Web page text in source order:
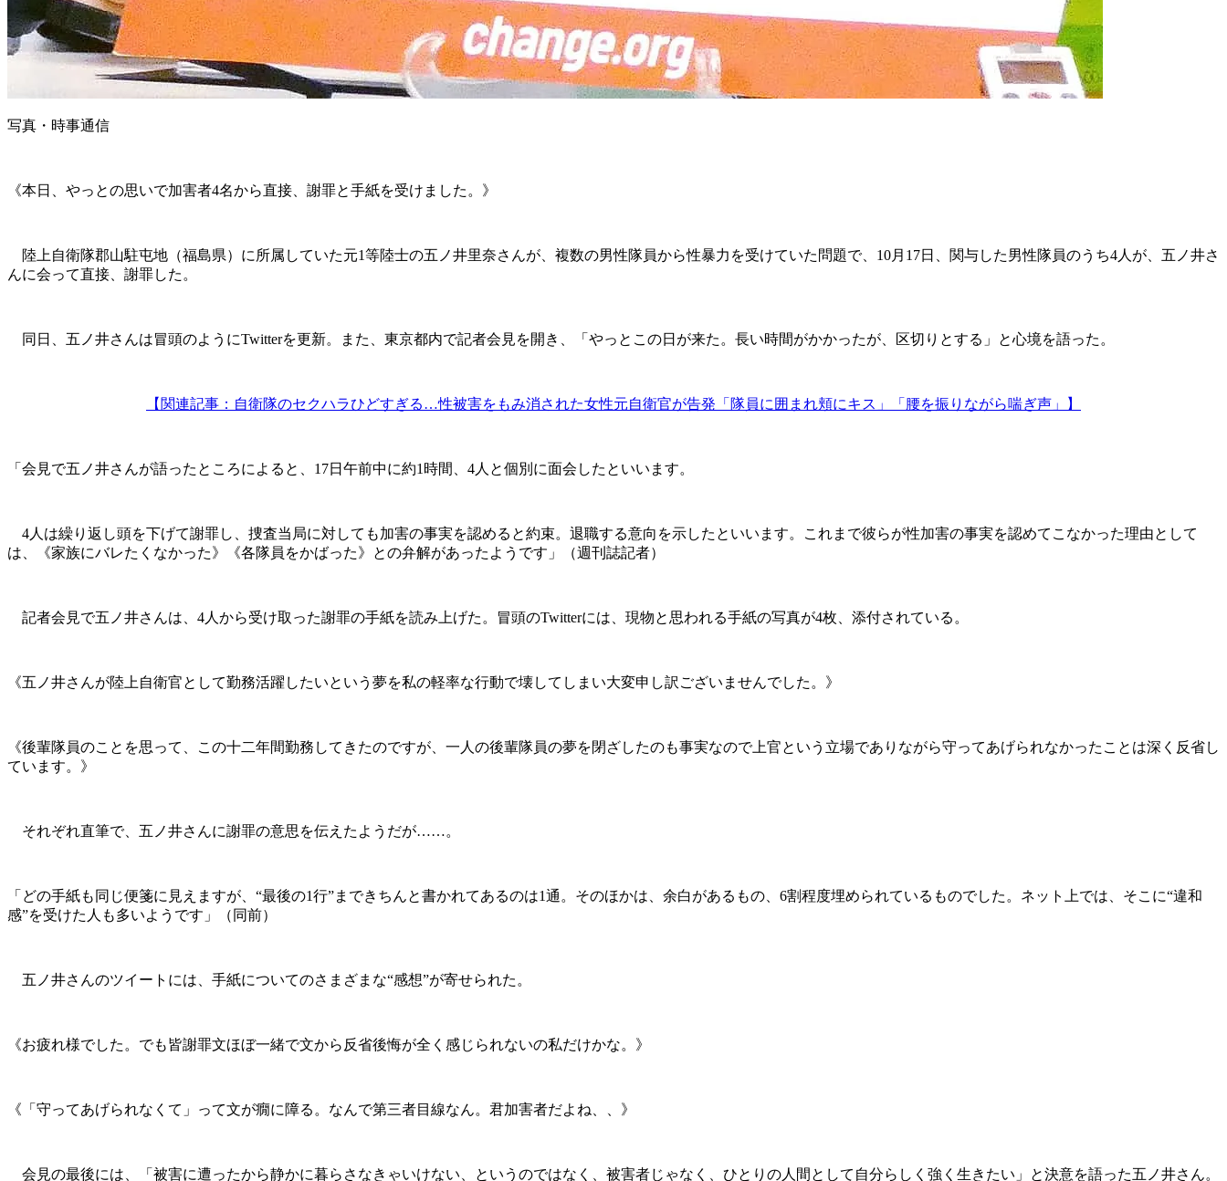
写真・時事通信
《本日、やっとの思いで加害者4名から直接、謝罪と手紙を受けました。》
陸上自衛隊郡山駐屯地（福島県）に所属していた元1等陸士の五ノ井里奈さんが、複数の男性隊員から性暴力を受けていた問題で、10月17日、関与した男性隊員のうち4人が、五ノ井さ
んに会って直接、謝罪した。
同日、五ノ井さんは冒頭のようにTwitterを更新。また、東京都内で記者会見を開き、「やっとこの日が来た。長い時間がかかったが、区切りとする」と心境を語った。
【関連記事：自衛隊のセクハラひどすぎる…性被害をもみ消された女性元自衛官が告発「隊員に囲まれ頬にキス」「腰を振りながら喘ぎ声」】
「会見で五ノ井さんが語ったところによると、17日午前中に約1時間、4人と個別に面会したといいます。
4人は繰り返し頭を下げて謝罪し、捜査当局に対しても加害の事実を認めると約束。退職する意向を示したといいます。これまで彼らが性加害の事実を認めてこなかった理由として
は、《家族にバレたくなかった》《各隊員をかばった》との弁解があったようです」（週刊誌記者）
記者会見で五ノ井さんは、4人から受け取った謝罪の手紙を読み上げた。冒頭のTwitterには、現物と思われる手紙の写真が4枚、添付されている。
《五ノ井さんが陸上自衛官として勤務活躍したいという夢を私の軽率な行動で壊してしまい大変申し訳ございませんでした。》
《後輩隊員のことを思って、この十二年間勤務してきたのですが、一人の後輩隊員の夢を閉ざしたのも事実なので上官という立場でありながら守ってあげられなかったことは深く反省し
ています。》
それぞれ直筆で、五ノ井さんに謝罪の意思を伝えたようだが……。
「どの手紙も同じ便箋に見えますが、“最後の1行”まできちんと書かれてあるのは1通。そのほかは、余白があるもの、6割程度埋められているものでした。ネット上では、そこに“違和
感”を受けた人も多いようです」（同前）
五ノ井さんのツイートには、手紙についてのさまざまな“感想”が寄せられた。
《お疲れ様でした。でも皆謝罪文ほぼ一緒で文から反省後悔が全く感じられないの私だけかな。》
《「守ってあげられなくて」って文が癇に障る。なんで第三者目線なん。君加害者だよね、、》
会見の最後には、「被害に遭ったから静かに暮らさなきゃいけない、というのではなく、被害者じゃなく、ひとりの人間として自分らしく強く生きたい」と決意を語った五ノ井さん。